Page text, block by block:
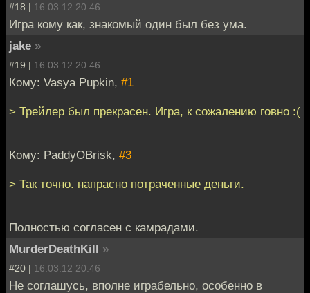
#18 | 16.03.12 20:46
Игра кому как, знакомый один был без ума.
jake »
#19 | 16.03.12 20:46
Кому: Vasya Pupkin, #1
> Трейлер был прекрасен. Игра, к сожалению говно :(
Кому: PaddyOBrisk, #3
> Так точно. напрасно потраченные деньги.
Полностью согласен с камрадами.
MurderDeathKill »
#20 | 16.03.12 20:46
Не соглашусь, вполне играбельно, особенно в